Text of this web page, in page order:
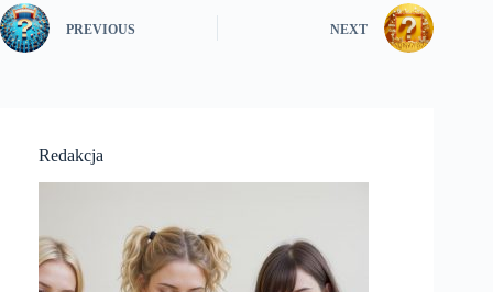
PREVIOUS NEXT
Redakcja